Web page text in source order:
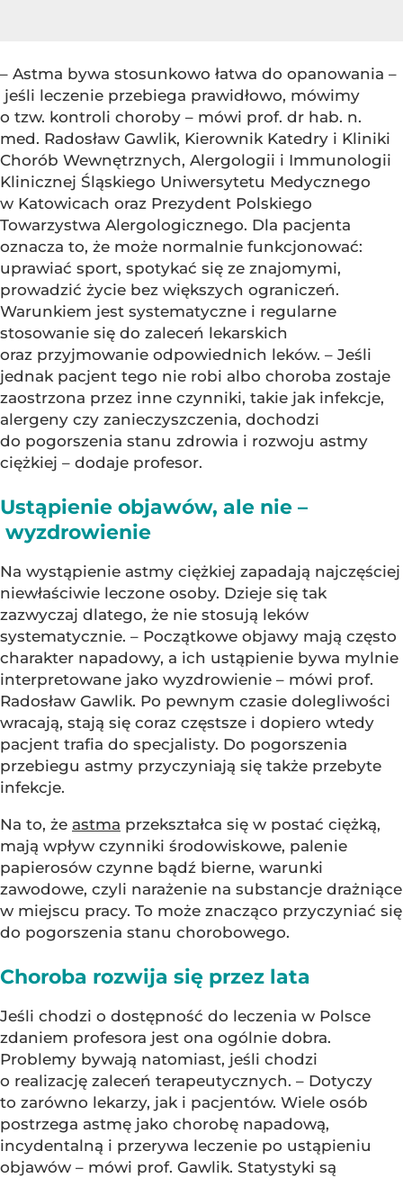
– Astma bywa stosunkowo łatwa do opanowania –
jeśli leczenie przebiega prawidłowo, mówimy
o tzw. kontroli choroby – mówi prof. dr hab. n.
med. Radosław Gawlik, Kierownik Katedry i Kliniki
Chorób Wewnętrznych, Alergologii i Immunologii
Klinicznej Śląskiego Uniwersytetu Medycznego
w Katowicach oraz Prezydent Polskiego
Towarzystwa Alergologicznego. Dla pacjenta
oznacza to, że może normalnie funkcjonować:
uprawiać sport, spotykać się ze znajomymi,
prowadzić życie bez większych ograniczeń.
Warunkiem jest systematyczne i regularne
stosowanie się do zaleceń lekarskich
oraz przyjmowanie odpowiednich leków. – Jeśli
jednak pacjent tego nie robi albo choroba zostaje
zaostrzona przez inne czynniki, takie jak infekcje,
alergeny czy zanieczyszczenia, dochodzi
do pogorszenia stanu zdrowia i rozwoju astmy
ciężkiej – dodaje profesor.
Ustąpienie objawów, ale nie –
wyzdrowienie
Na wystąpienie astmy ciężkiej zapadają najczęściej
niewłaściwie leczone osoby. Dzieje się tak
zazwyczaj dlatego, że nie stosują leków
systematycznie. – Początkowe objawy mają często
charakter napadowy, a ich ustąpienie bywa mylnie
interpretowane jako wyzdrowienie – mówi prof.
Radosław Gawlik. Po pewnym czasie dolegliwości
wracają, stają się coraz częstsze i dopiero wtedy
pacjent trafia do specjalisty. Do pogorszenia
przebiegu astmy przyczyniają się także przebyte
infekcje.
Na to, że astma przekształca się w postać ciężką,
mają wpływ czynniki środowiskowe, palenie
papierosów czynne bądź bierne, warunki
zawodowe, czyli narażenie na substancje drażniące
w miejscu pracy. To może znacząco przyczyniać się
do pogorszenia stanu chorobowego.
Choroba rozwija się przez lata
Jeśli chodzi o dostępność do leczenia w Polsce
zdaniem profesora jest ona ogólnie dobra.
Problemy bywają natomiast, jeśli chodzi
o realizację zaleceń terapeutycznych. – Dotyczy
to zarówno lekarzy, jak i pacjentów. Wiele osób
postrzega astmę jako chorobę napadową,
incydentalną i przerywa leczenie po ustąpieniu
objawów – mówi prof. Gawlik. Statystyki są